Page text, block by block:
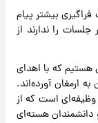
بیشتر پیام
را ندارند از
که با اهدای
ارمغان آورده‌اند.
است که از
دانشمندان هسته‌ای